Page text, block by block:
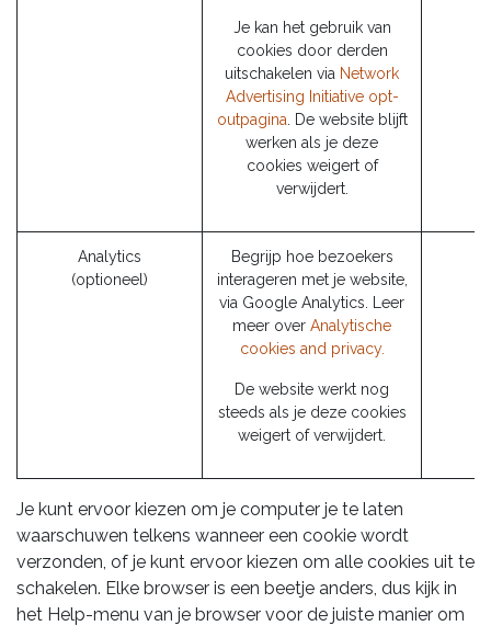
Je kan het gebruik van
cookies door derden
uitschakelen via Network
Advertising Initiative opt-
outpagina . De website blijft
werken als je deze
cookies weigert of
verwijdert.
Analytics
(optioneel)
Begrijp hoe bezoekers
interageren met je website,
via Google Analytics. Leer
meer over Analytische
cookies and privacy.
De website werkt nog
steeds als je deze cookies
weigert of verwijdert.
Je kunt ervoor kiezen om je computer je te laten
waarschuwen telkens wanneer een cookie wordt
verzonden, of je kunt ervoor kiezen om alle cookies uit te
schakelen. Elke browser is een beetje anders, dus kijk in
het Help-menu van je browser voor de juiste manier om